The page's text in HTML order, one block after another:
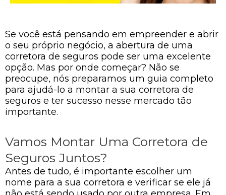
Se você está pensando em empreender e abrir
o seu próprio negócio, a abertura de uma
corretora de seguros pode ser uma excelente
opção. Mas por onde começar? Não se
preocupe, nós preparamos um guia completo
para ajudá-lo a montar a sua corretora de
seguros e ter sucesso nesse mercado tão
importante.
Vamos Montar Uma Corretora de
Seguros Juntos?
Antes de tudo, é importante escolher um
nome para a sua corretora e verificar se ele já